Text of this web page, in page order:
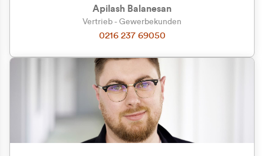
Zu welcher Kundengruppe
gehören Sie?
Privatkunde (inkl. MwSt.)
Geschäftskunde (exkl. MwSt.)
Apilash Balanesan
Vertrieb - Gewerbekunden
0216 237 69050